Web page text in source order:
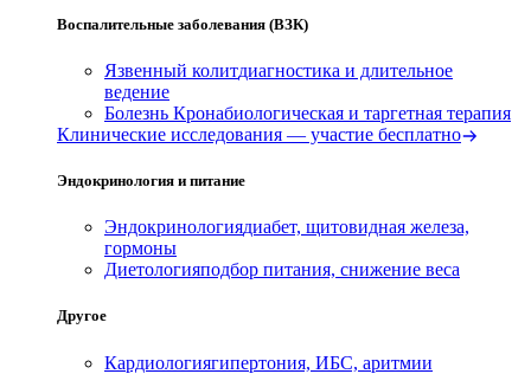
Воспалительные заболевания (ВЗК)
Язвенный колитдиагностика и длительное
ведение
Болезнь Кронабиологическая и таргетная терапия
Клинические исследования — участие бесплатно
Эндокринология и питание
Эндокринологиядиабет, щитовидная железа,
гормоны
Диетологияподбор питания, снижение веса
Другое
Кардиологиягипертония, ИБС, аритмии